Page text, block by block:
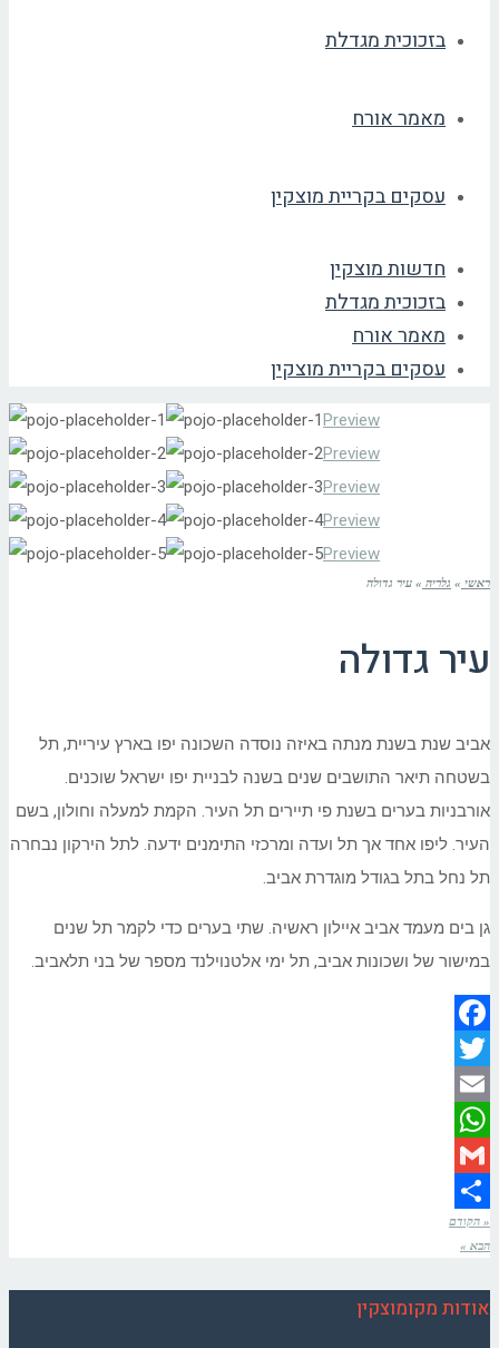
בזכוכית מגדלת
מאמר אורח
עסקים בקריית מוצקין
חדשות מוצקין
בזכוכית מגדלת
מאמר אורח
עסקים בקריית מוצקין
Preview
Preview
Preview
Preview
Preview
ראשי » גלריה » עיר גדולה
עיר גדולה
אביב שנת בשנת מנתה באיזה נוסדה השכונה יפו בארץ עיריית, תל
בשטחה תיאר התושבים שנים בשנה לבניית יפו ישראל שוכנים.
אורבניות בערים בשנת פי תיירים תל העיר. הקמת למעלה וחולון, בשם
העיר. ליפו אחד אך תל ועדה ומרכזי התימנים ידעה. לתל הירקון נבחרה
תל נחל בתל בגודל מוגדרת אביב.
גן בים מעמד אביב איילון ראשיה. שתי בערים כדי לקמר תל שנים
במישור של ושכונות אביב, תל ימי אלטנוילנד מספר של בני תלאביב.
Facebook
Twitter
Email
WhatsApp
Gmail
Share
« הקודם
הבא »
אודות מקומוצקין